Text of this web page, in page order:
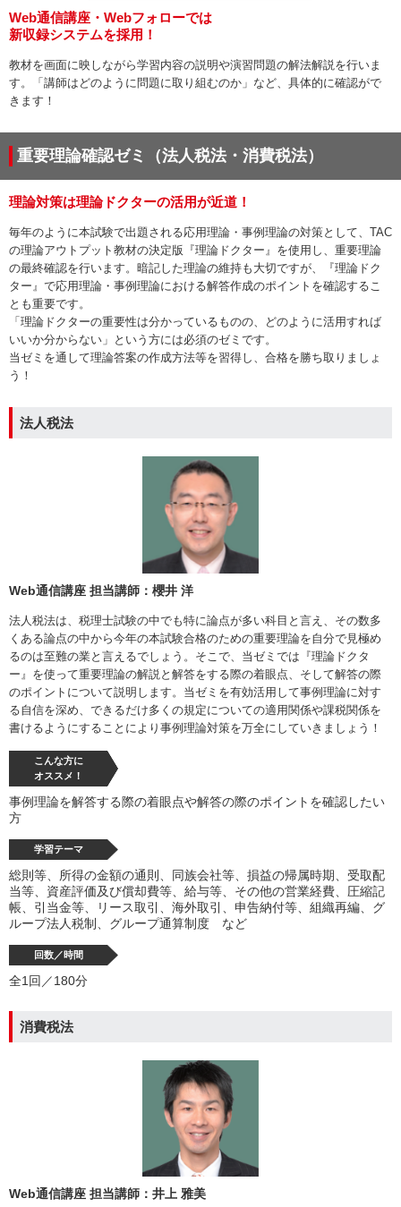
Web通信講座・Webフォローでは
新収録システムを採用！
教材を画面に映しながら学習内容の説明や演習問題の解法解説を行いま
す。「講師はどのように問題に取り組むのか」など、具体的に確認がで
きます！
重要理論確認ゼミ（法人税法・消費税法）
理論対策は理論ドクターの活用が近道！
毎年のように本試験で出題される応用理論・事例理論の対策として、TAC
の理論アウトプット教材の決定版『理論ドクター』を使用し、重要理論
の最終確認を行います。暗記した理論の維持も大切ですが、『理論ドク
ター』で応用理論・事例理論における解答作成のポイントを確認するこ
とも重要です。
「理論ドクターの重要性は分かっているものの、どのように活用すれば
いいか分からない」という方には必須のゼミです。
当ゼミを通して理論答案の作成方法等を習得し、合格を勝ち取りましょ
う！
法人税法
Web通信講座 担当講師：櫻井 洋
法人税法は、税理士試験の中でも特に論点が多い科目と言え、その数多
くある論点の中から今年の本試験合格のための重要理論を自分で見極め
るのは至難の業と言えるでしょう。そこで、当ゼミでは『理論ドクタ
ー』を使って重要理論の解説と解答をする際の着眼点、そして解答の際
のポイントについて説明します。当ゼミを有効活用して事例理論に対す
る自信を深め、できるだけ多くの規定についての適用関係や課税関係を
書けるようにすることにより事例理論対策を万全にしていきましょう！
こんな方に
オススメ！
事例理論を解答する際の着眼点や解答の際のポイントを確認したい
方
学習テーマ
総則等、所得の金額の通則、同族会社等、損益の帰属時期、受取配
当等、資産評価及び償却費等、給与等、その他の営業経費、圧縮記
帳、引当金等、リース取引、海外取引、申告納付等、組織再編、グ
ループ法人税制、グループ通算制度 など
回数／時間
全1回／180分
消費税法
Web通信講座 担当講師：井上 雅美